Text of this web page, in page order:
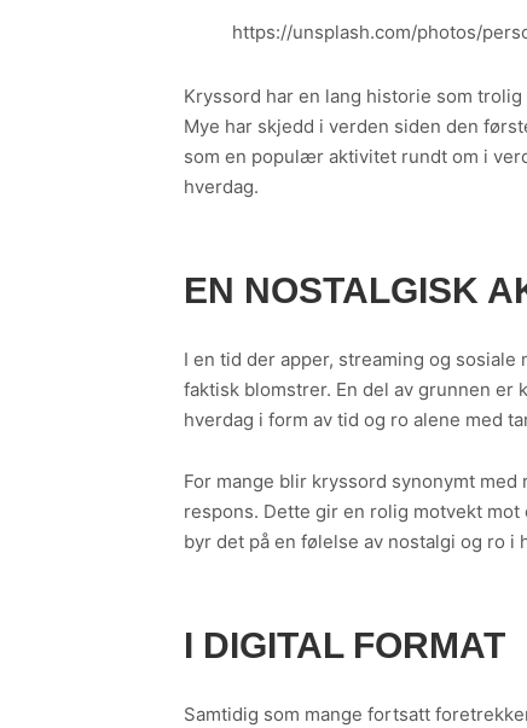
https://unsplash.com/photos/
Kryssord har en lang historie som
Mye har skjedd i verden siden den
som en populær aktivitet rundt om i
hverdag.
EN NOSTALGISK
I en tid der apper, streaming og
faktisk blomstrer. En del av grunnen
hverdag i form av tid og ro alene med
For mange blir kryssord synonymt
respons. Dette gir en rolig motvekt
byr det på en følelse av nostalgi og ro i
I DIGITAL FORMAT
Samtidig som mange fortsatt